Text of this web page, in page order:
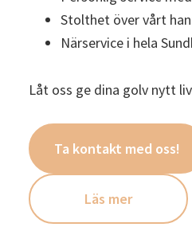
Stolthet över vårt
Närservice i hela
Låt oss ge dina golv nytt
Ta kontakt med oss!
Läs mer